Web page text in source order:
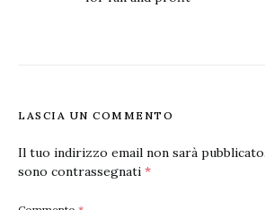
LASCIA UN COMMENTO
Il tuo indirizzo email non sarà pubblicato.
sono contrassegnati *